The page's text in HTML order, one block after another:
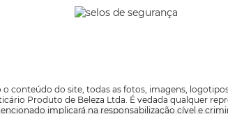
conteúdo do site, todas as fotos, imagens,
Produto de Beleza Ltda. É vedada qualquer
implicará na responsabilização cível e